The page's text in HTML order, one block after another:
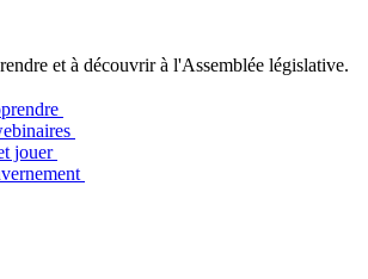
et à découvrir à l'Assemblée législative.
jouer